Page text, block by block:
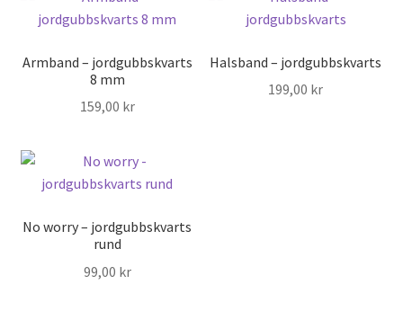
Armband – jordgubbskvarts
8 mm
159,00 kr
Halsband – jordgubbskvarts
199,00 kr
No worry – jordgubbskvarts
rund
99,00 kr